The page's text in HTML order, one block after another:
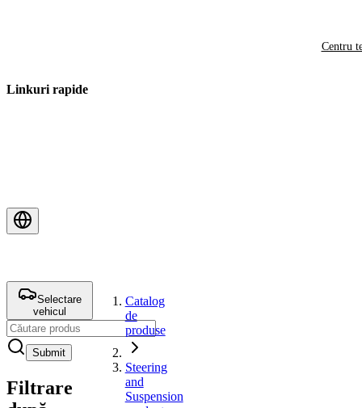
Centru
Linkuri rapide
Selectare
vehicul
Submit
Filtrare
Catalog
de
produse
Steering
and
Suspension